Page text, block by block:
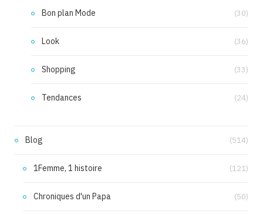
Bon plan Mode (30)
Look (36)
Shopping (33)
Tendances (24)
Blog (514)
1Femme, 1 histoire (121)
Chroniques d'un Papa (50)